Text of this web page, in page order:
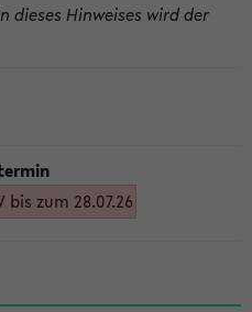
dieses Hinweises wird der
zum 28.07.26